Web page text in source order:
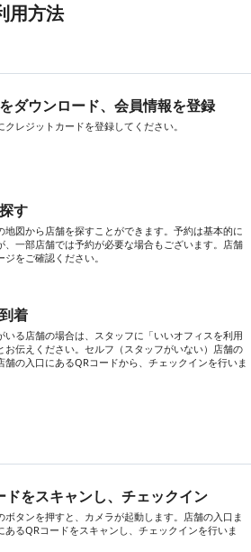
用方法
ダウンロード、会員情報を登録
クレジットカードを登録してください。
す
地図から店舗を探すことができます。予約は基本的に
、一部店舗では予約が必要な場合もございます。店舗
ジをご確認ください。
着
いる店舗の場合は、スタッフに「いいオフィスを利用
お伝えください。セルフ（スタッフがいない）店舗の
舗の入口にあるQRコードから、チェックインを行いま
ドをスキャンし、チェックイン
ボタンを押すと、カメラが起動します。店舗の入口ま
あるQRコードをスキャンし、チェックインを行いま